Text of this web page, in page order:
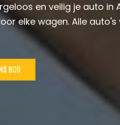
en veilig je auto in
elke wagen. Alle
BOD